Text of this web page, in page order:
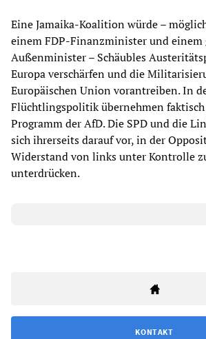
Eine Jamaika-Koalition würde –
einem FDP-Finanzminister und einem
Außenminister – Schäubles
Europa verschärfen und die
Europäischen Union vorantreiben. In
Flüchtlingspolitik übernehmen
Programm der AfD. Die SPD und die
sich ihrerseits darauf vor, in der
Widerstand von links unter Kontrolle
unterdrücken.
KONTAKT